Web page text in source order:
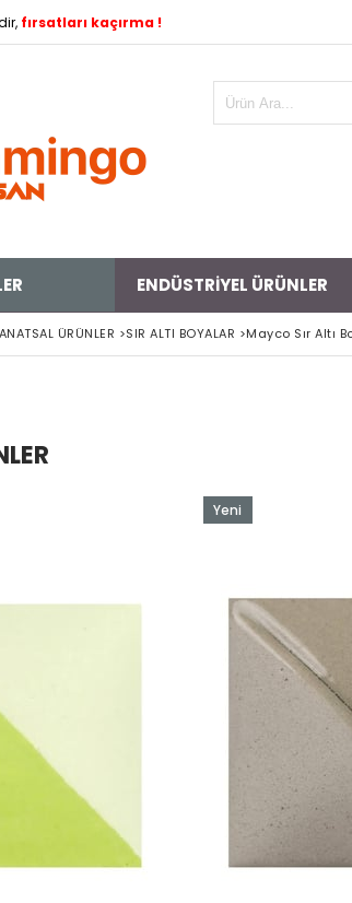
fırsatları kaçırma !
ENDÜSTRİYEL ÜRÜNLER
ÜRÜNLER >SIR ALTI BOYALAR >Mayco Sır Altı
Yeni